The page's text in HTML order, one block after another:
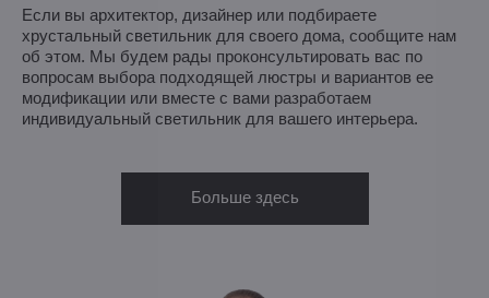
Если вы архитектор, дизайнер или подбираете
хрустальный светильник для своего дома, сообщите нам
об этом. Мы будем рады проконсультировать вас по
вопросам выбора подходящей люстры и вариантов ее
модификации или вместе с вами разработаем
индивидуальный светильник для вашего интерьера.
Больше здесь